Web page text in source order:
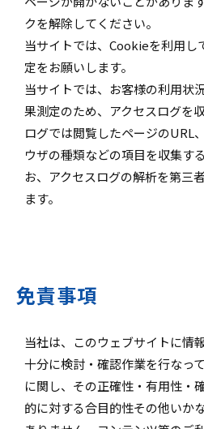
クを解除してください。
当サイトでは、Cookieを利用し
定をお願いします。
当サイトでは、お客様の利用状
果測定のため、アクセスログを
ログでは閲覧したページのURL
ウザの種類などの項目を収集す
お、アクセスログの解析を第三
ます。
免責事項
当社は、このウェブサイトに情
十分に検討・確認作業を行なっ
に関し、その正確性・有用性・
的に対する合目的性その他いか